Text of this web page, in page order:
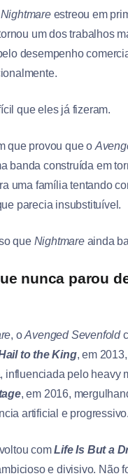
Nightmareestreou em
um dos trabalhos
desempenho
que eles já fizeram.
que provou que o
banda construída em
uma família tentando
parecia insubstituível.
que Nightmareainda
nunca parou
, oAvenged Sevenfold
to the King, em
influenciada pelo heavy
, em 2016,
artificial e progressivo.
comLife Is But a
e divisivo. Não